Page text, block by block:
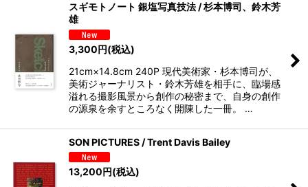
スギモトノート 銀塩写真技法 / 杉本博司、鈴木芳
雄
3,300円(税込)
21cm×14.8cm 240P 現代美術家・杉本博司が、
美術ジャーナリスト・鈴木芳雄を相手に、臨場感
溢れる撮影風景から創作の秘密まで、自身の創作
の源泉を余すところなく開陳した一冊。 …
SON PICTURES / Trent Davis Bailey
13,200円(税込)